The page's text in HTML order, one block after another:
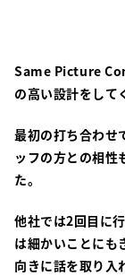
Same Picture
の高い設計をして
最初の打ち合わせ
ッフの方との相性
た。
他社では2回目に
は細かいことにも
向きに話を取り入